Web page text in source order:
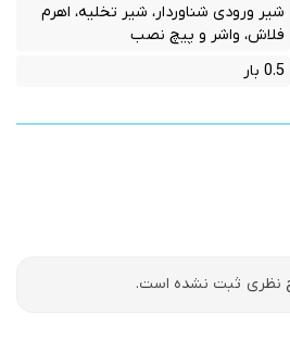
شیر ورودی شناوردار، شیر تخلیه، اهرم
فلاش، واشر و پیچ نصب
0.5 بار
نظری ثبت نشده است.